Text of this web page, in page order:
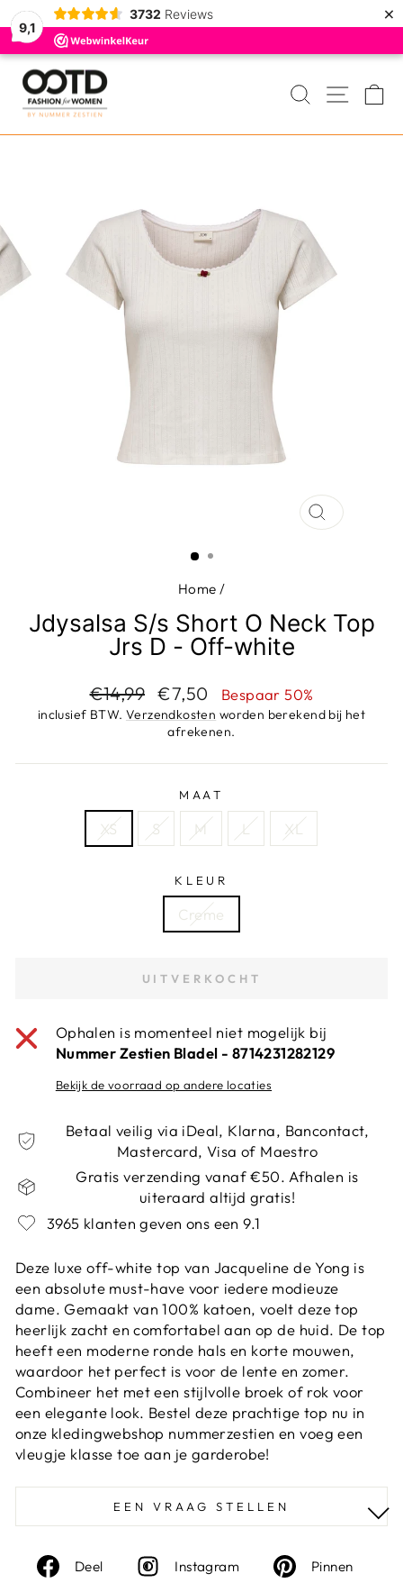
9,1
3732 Reviews ×
Door
naar
ZOEKEN
MENU
SLUIT
Home /
Jdysalsa S/s Short O Neck Top
Jrs D - Off-white
Adviesprijs
€14,99 Aanbiedingsprijs
€7,50 Bespaar 50%
inclusief BTW. Verzendkosten worden berekend bij het
afrekenen.
MAAT
XS S M L XL
KLEUR
Creme
UITVERKOCHT
Ophalen is momenteel niet mogelijk bij
Nummer Zestien Bladel - 8714231282129
Bekijk de voorraad op andere locaties
Betaal veilig via iDeal, Klarna, Bancontact,
Mastercard, Visa of Maestro
Gratis verzending vanaf €50. Afhalen is
uiteraard altijd gratis!
3965 klanten geven ons een 9.1
Deze luxe off-white top van Jacqueline de Yong is
een absolute must-have voor iedere modieuze
dame. Gemaakt van 100% katoen, voelt deze top
heerlijk zacht en comfortabel aan op de huid. De top
heeft een moderne ronde hals en korte mouwen,
waardoor het perfect is voor de lente en zomer.
Combineer het met een stijlvolle broek of rok voor
een elegante look. Bestel deze prachtige top nu in
onze kledingwebshop nummerzestien en voeg een
vleugje klasse toe aan je garderobe!
EEN VRAAG STELLEN
Deel
Deel
Instagram InstagramPinnen